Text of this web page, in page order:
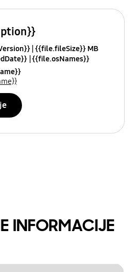
{{file.fileSize}} MB
{{file.osNames}}
INFORMACIJE